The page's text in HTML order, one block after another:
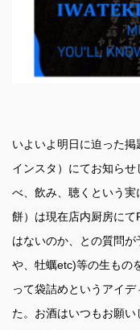
いよいよ明日に迫った
インスタ）にてお知ら
べ、飲み、聴くという実
餅）は現在店内厨房に
はないのか、との質問
や、牡蠣etc)等の生もの
って袋詰めというアイ
た。お酒はいつもお願